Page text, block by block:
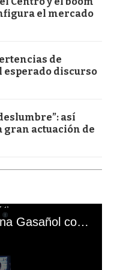
el mercado
de
esperado discurso
así
actuación de
El mal momento de Yanina Gasañol con un hincha argentino en "Subrayado"